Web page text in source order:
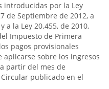
introducidas por la Ley
de Septiembre de 2012, a
a la Ley 20.455, de 2010,
Impuesto de Primera
pagos provisionales
sobre los ingresos
partir del mes de
publicado en el